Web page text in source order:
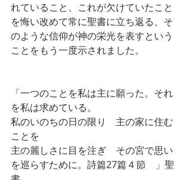
れていること、これが欠けていたこと
を悔い改めて常に聖書に立ち返る、そ
のような信仰が神の栄光を表すという
ことをもう一度示されました。
「一つのことを私は主に願った。それ
を私は求めている。
私のいのちの日の限り　主の家に住む
ことを
主の麗しさに目を注ぎ　その宮で思い
を巡らすために。詩篇27篇４節　」聖